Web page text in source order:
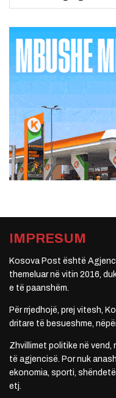
IMPRESUM
Kosova Post është
themeluar në vitin 2016,
e të paanshëm.
Për rrjedhojë, prej vitesh,
dritare të besueshme,
Zhvillimet politike në vend,
të agjencisë. Por nuk
ekonomia, sporti,
etj.